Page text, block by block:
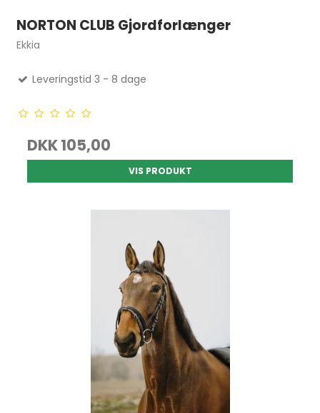
NORTON CLUB Gjordforlænger
Ekkia
Leveringstid 3 - 8 dage
DKK 105,00
VIS PRODUKT